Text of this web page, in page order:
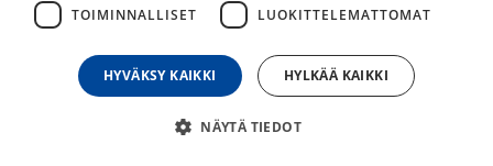
KidFit -sovitusjärjestelmän ansiosta kypärä on helppo ja
29,00€ 59,00€
TOIMINNALLISET LUOKITTELEMATTOMAT
HYVÄKSY KAIKKI HYLKÄÄ KAIKKI
NÄYTÄ TIEDOT